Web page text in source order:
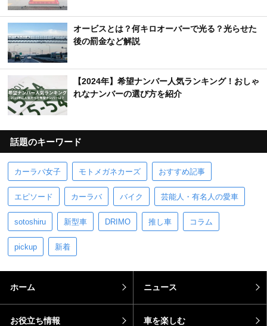
オービスとは？何キロオーバーで光る？光らせた
後の罰金など解説
【2024年】希望ナンバー人気ランキング！おしゃ
れなナンバーの選び方を紹介
話題のキーワード
カーラバ女子 モトメガネカーズ おすすめ記事
エピソード カーラバ バイク 芸能人・有名人の愛車
sotoshiru 新型車 DRIMO 推し車 コラム
pickup 新着
ホーム ニュース
お役立ち情報 車を楽しむ